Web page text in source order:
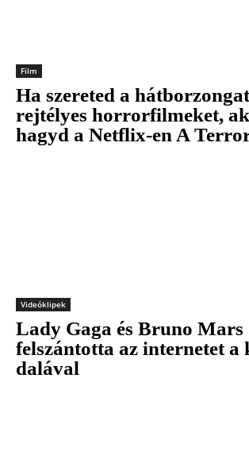
Film
Ha szereted a
rejtélyes horrorfilmeket,
hagyd a Netflix-en A
Videóklipek
Lady Gaga és Bruno Mars
felszántotta az internetet a
dalával